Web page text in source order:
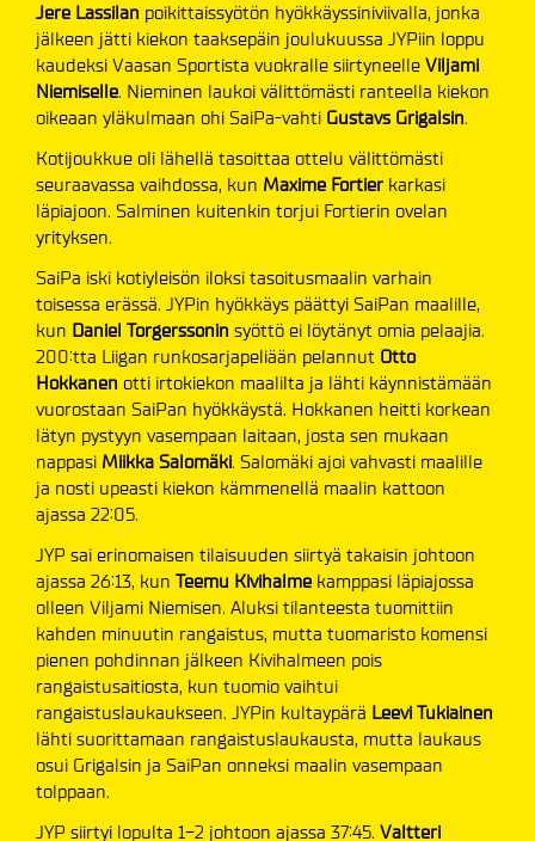
Jere Lassilan poikittaissyötön hyökkäyssiniviivalla, jonka
jälkeen jätti kiekon taaksepäin joulukuussa JYPiin loppu
kaudeksi Vaasan Sportista vuokralle siirtyneelle Viljami
Niemiselle. Nieminen laukoi välittömästi ranteella kiekon
oikeaan yläkulmaan ohi SaiPa-vahti Gustavs Grigalsin.
Kotijoukkue oli lähellä tasoittaa ottelu välittömästi
seuraavassa vaihdossa, kun Maxime Fortier karkasi
läpiajoon. Salminen kuitenkin torjui Fortierin ovelan
yrityksen.
SaiPa iski kotiyleisön iloksi tasoitusmaalin varhain
toisessa erässä. JYPin hyökkäys päättyi SaiPan maalille,
kun Daniel Torgerssonin syöttö ei löytänyt omia pelaajia.
200:tta Liigan runkosarjapeliään pelannut Otto
Hokkanen otti irtokiekon maalilta ja lähti käynnistämään
vuorostaan SaiPan hyökkäystä. Hokkanen heitti korkean
lätyn pystyyn vasempaan laitaan, josta sen mukaan
nappasi Miikka Salomäki. Salomäki ajoi vahvasti maalille
ja nosti upeasti kiekon kämmenellä maalin kattoon
ajassa 22:05.
JYP sai erinomaisen tilaisuuden siirtyä takaisin johtoon
ajassa 26:13, kun Teemu Kivihalme kamppasi läpiajossa
olleen Viljami Niemisen. Aluksi tilanteesta tuomittiin
kahden minuutin rangaistus, mutta tuomaristo komensi
pienen pohdinnan jälkeen Kivihalmeen pois
rangaistusaitiosta, kun tuomio vaihtui
rangaistuslaukaukseen. JYPin kultaypärä Leevi Tukiainen
lähti suorittamaan rangaistuslaukausta, mutta laukaus
osui Grigalsin ja SaiPan onneksi maalin vasempaan
tolppaan.
JYP siirtyi lopulta 1-2 johtoon ajassa 37:45. Valtteri